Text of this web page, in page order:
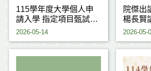
115學年度大學個人申
請入學 指定項目甄試注
意事項
2026-05-14
院傑出
楊長賢
2026-05-